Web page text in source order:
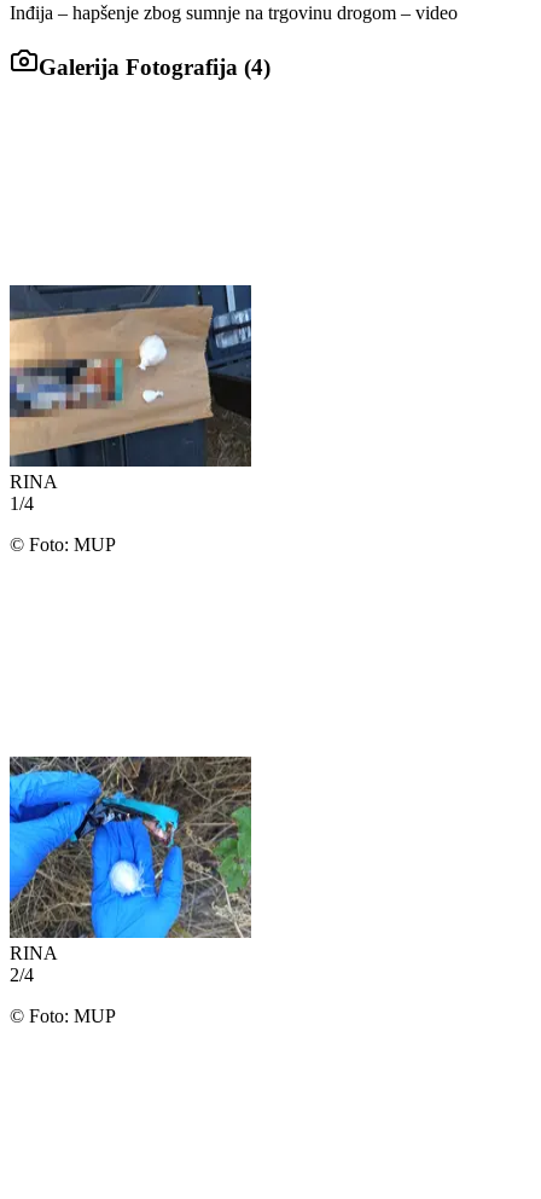
Inđija – hapšenje zbog sumnje na trgovinu drogom – video
Galerija Fotografija (4)
RINA
1/4
© Foto: MUP
RINA
2/4
© Foto: MUP